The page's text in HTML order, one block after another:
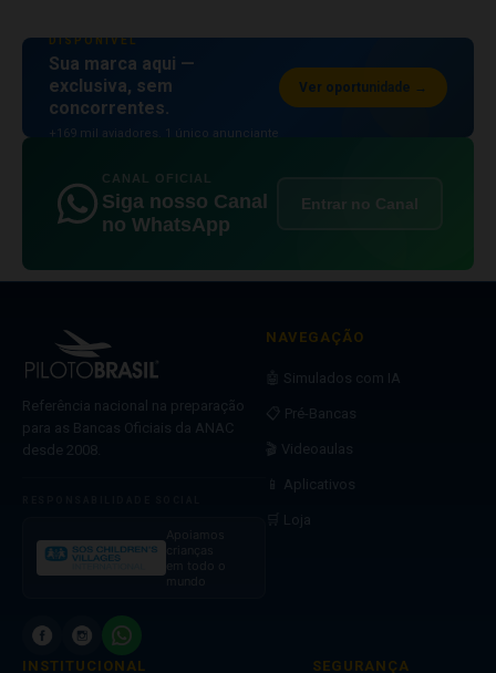
DISPONÍVEL
Sua marca aqui —
exclusiva, sem
concorrentes.
+169 mil aviadores. 1 único anunciante
Ver oportunidade →
CANAL OFICIAL
Siga nosso Canal
no WhatsApp
Entrar no Canal
Referência nacional na preparação
para as Bancas Oficiais da ANAC
desde 2008.
Apoiamos
NAVEGAÇÃO
🤖 Simulados com IA
📋 Pré-Bancas
🎬 Videoaulas
📱 Aplicativos
🛒 Loja
INSTITUCIONAL SEGURANÇA